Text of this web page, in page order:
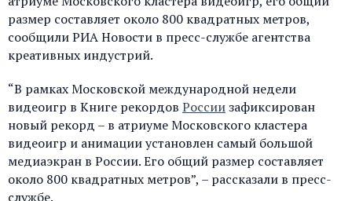
размер составляет около 800 квадратных метров,
сообщили РИА Новости в пресс-службе агентства
креативных индустрий.
“В рамках Московской международной недели
видеоигр в Книге рекордов Россиизафиксирован
новый рекорд – в атриуме Московского кластера
видеоигр и анимации установлен самый большой
медиаэкран в России. Его общий размер составляет
около 800 квадратных метров”, – рассказали в пресс-
службе.